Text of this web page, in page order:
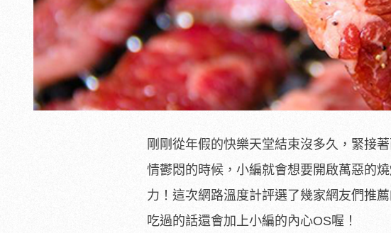
剛剛從年假的快樂天堂結束沒多久，緊接
情鬱悶的時候，小編就會想要開啟萬惡的
力！這次網路溫度計評選了幾家網友們推
吃過的話還會加上小編的內心OS喔！